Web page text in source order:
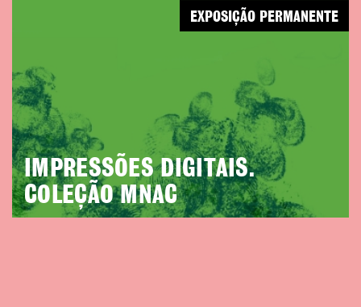
IMPRESSÕES DIGITAIS.
COLEÇÃO MNAC
EXPOSIÇÃO PERMANENTE